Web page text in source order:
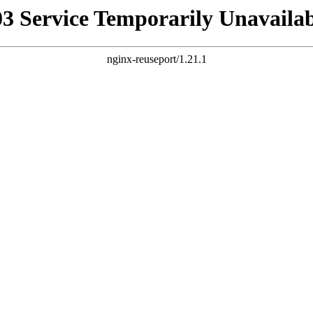
Service Temporarily
nginx-reuseport/1.21.1